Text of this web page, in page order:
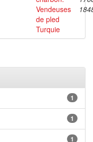
Vendeuses
de pled
Turquie
1
1
1